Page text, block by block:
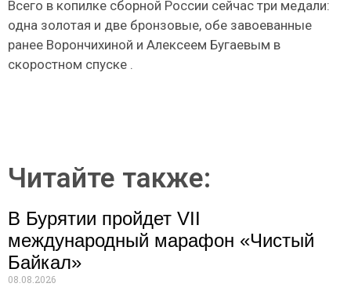
Всего в копилке сборной России сейчас три медали:
одна золотая и две бронзовые, обе завоеванные
ранее Ворончихиной и Алексеем Бугаевым в
скоростном спуске .
Читайте также:
В Бурятии пройдет VII
международный марафон «Чистый
Байкал»
08.08.2026